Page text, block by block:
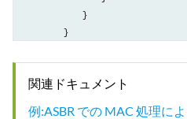
            }
        }
関連ドキュメント
例:ASBR での MAC 処理に